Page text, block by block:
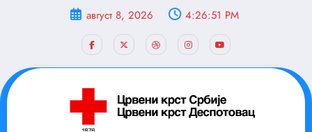
август 8, 2026 4:26:52 PM